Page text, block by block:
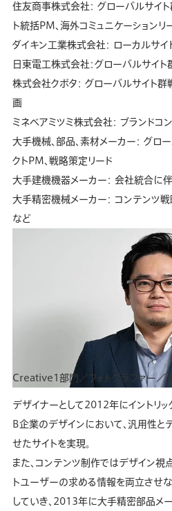
住友商事株式会社： グローバルサイ
ト統括PM、海外コミュニケーションリ
ダイキン工業株式会社： ローカルサ
日東電工株式会社：グローバルサイ
株式会社クボタ： グローバルサイト群
画
ミネベアミツミ株式会社： ブランドコ
大手機械、部品、素材メーカー： グロ
クトPM、戦略策定リード
大手建機機器メーカー： 会社統合に
大手精密機械メーカー： コンテンツ戦
など
Creative1部門／フォトグラファー／
デザイナーとして2012年にイントリ
B企業のデザインにおいて、汎用性と
せたサイトを実現。
また、コンテンツ制作ではデザイン視
トユーザーの求める情報を両立させ
していき、2013年に大手精密部品メ